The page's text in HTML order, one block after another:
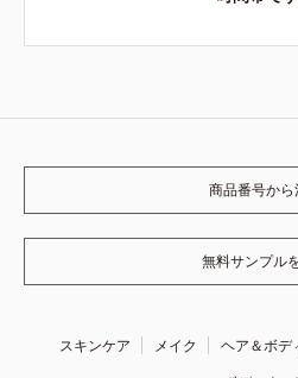
商品番号から
無料サンプル
スキンケア メイク ヘア＆ボデ